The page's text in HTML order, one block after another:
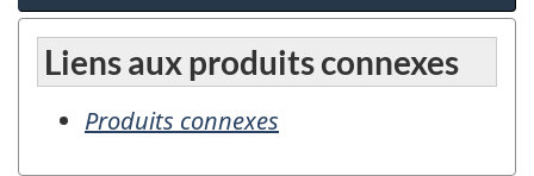
Liens aux produits connexes
Produits connexes